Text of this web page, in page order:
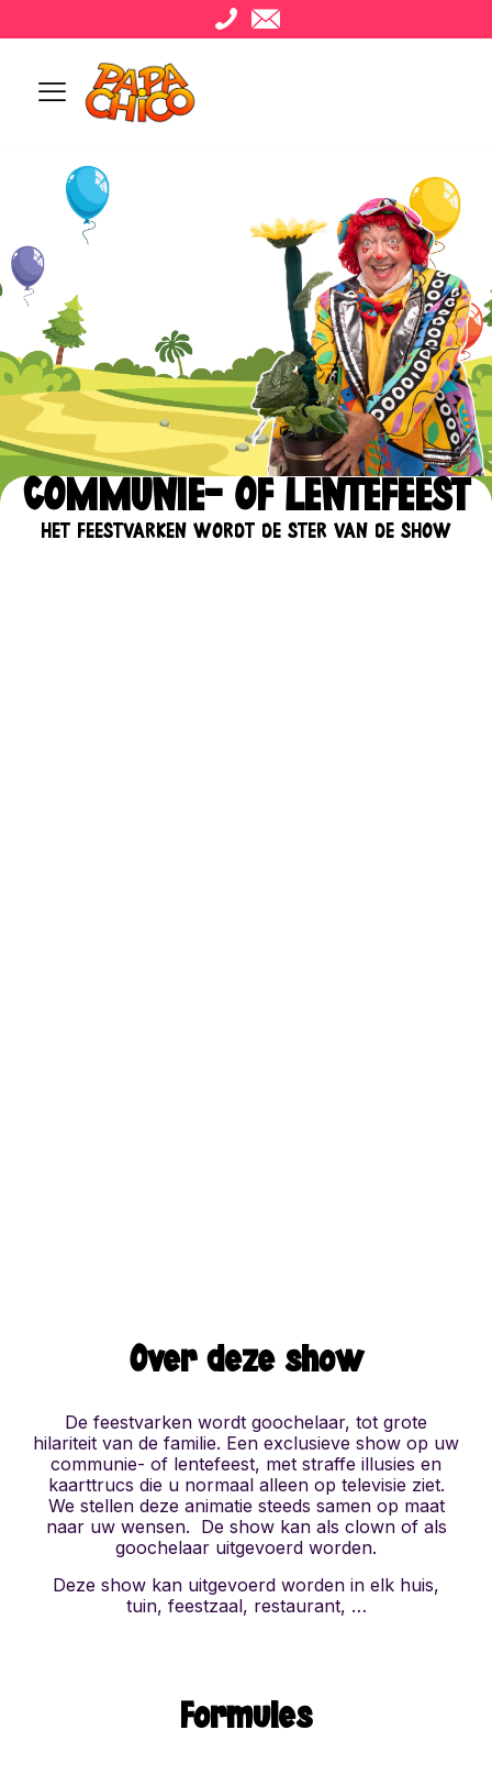
COMMUNIE- OF LENTEFEEST
HET FEESTVARKEN WORDT DE STER VAN DE SHOW
Over deze show
De feestvarken wordt goochelaar, tot grote
hilariteit van de familie. Een exclusieve show op uw
communie- of lentefeest, met straffe illusies en
kaarttrucs die u normaal alleen op televisie ziet.
We stellen deze animatie steeds samen op maat
naar uw wensen. De show kan als clown of als
goochelaar uitgevoerd worden.
Deze show kan uitgevoerd worden in elk huis,
tuin, feestzaal, restaurant, …
Formules